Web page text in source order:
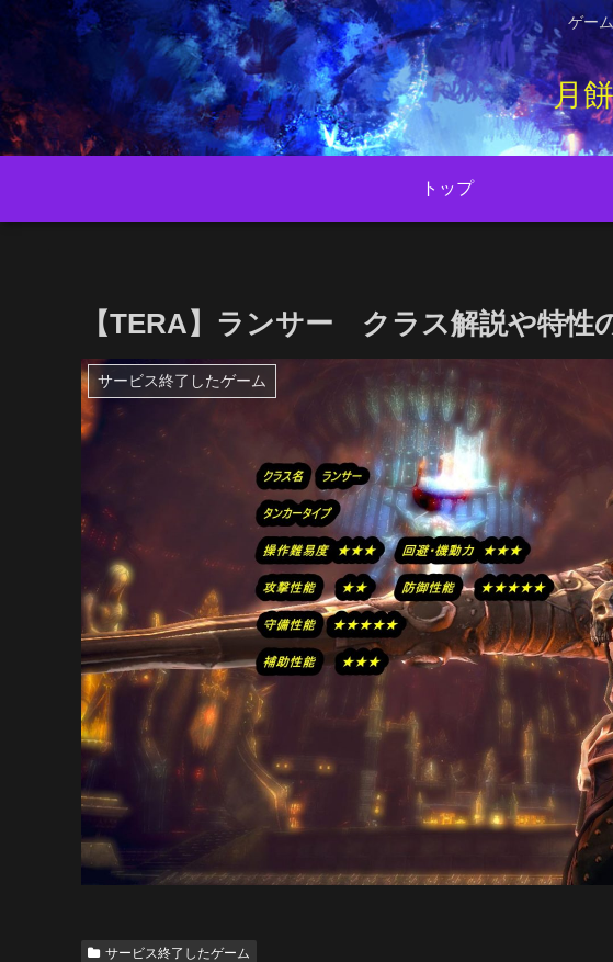
ゲー
月
トップ
【TERA】ランサー クラス解説や特性
サービス終了したゲーム
サービス終了したゲーム